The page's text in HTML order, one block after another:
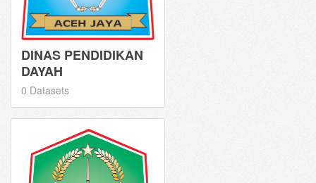
DINAS PENDIDIKAN
DAYAH
0 Datasets